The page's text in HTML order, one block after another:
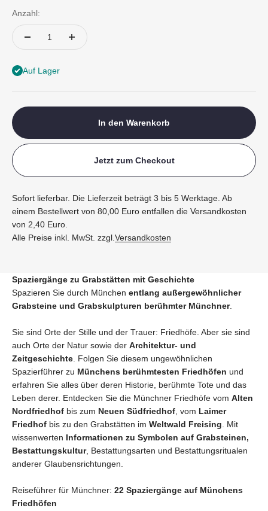
Anzahl:
Auf Lager
In den Warenkorb
Jetzt zum Checkout
Sofort lieferbar. Die Lieferzeit beträgt 3 bis 5 Werktage. Ab
einem Bestellwert von 80,00 Euro entfallen die Versandkosten
von 2,40 Euro.
Alle Preise inkl. MwSt. zzgl.Versandkosten
Spaziergänge zu Grabstätten mit Geschichte
Spazieren Sie durch München entlang außergewöhnlicher
Grabsteine und Grabskulpturen berühmter Münchner.
Sie sind Orte der Stille und der Trauer: Friedhöfe. Aber sie sind
auch Orte der Natur sowie der Architektur- und
Zeitgeschichte. Folgen Sie diesem ungewöhnlichen
Spazierführer zu Münchens berühmtesten Friedhöfen und
erfahren Sie alles über deren Historie, berühmte Tote und das
Leben derer. Entdecken Sie die Münchner Friedhöfe vom Alten
Nordfriedhof bis zum Neuen Südfriedhof, vom Laimer
Friedhof bis zu den Grabstätten im Weltwald Freising. Mit
wissenwerten Informationen zu Symbolen auf Grabsteinen,
Bestattungskultur, Bestattungsarten und Bestattungsritualen
anderer Glaubensrichtungen.
Reiseführer für Münchner: 22 Spaziergänge auf Münchens
Friedhöfen